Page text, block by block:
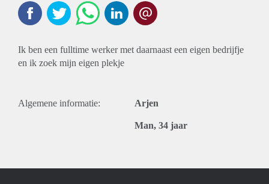
Ik ben een fulltime werker met daarnaast een eigen bedrijfje
en ik zoek mijn eigen plekje
Algemene informatie: Arjen
Man, 34 jaar